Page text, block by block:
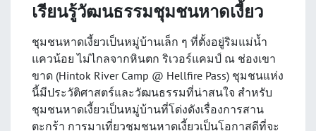
เรียนรู้วัฒนธรรมชุมชนหาดเงี้ยว
ชุมชนหาดเงี้ยวเป็นหมู่บ้านเล็ก ๆ ที่ตั้งอยู่ริมแม่น้ำ
แควน้อย ไม่ไกลจากหินตก ริเวอร์แคมป์ ณ ช่องเขา
ขาด (Hintok River Camp @ Hellfire Pass) ชุมชนแห่ง
นี้มีประวัติศาสตร์และวัฒนธรรมที่น่าสนใจ สำหรับ
ชุมชนหาดเงี้ยวเป็นหมู่บ้านที่โด่งดังเรื่องการสาน
ตะกร้า การมาเที่ยวชุมชนหาดเงี้ยวเป็นโอกาสดีที่จะ